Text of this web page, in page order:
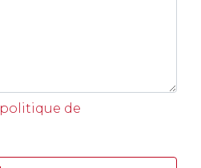
politique de